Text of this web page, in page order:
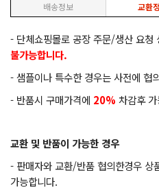
배송정보
교환
- 단체쇼핑몰로 공장 주문/생산 요청
불가능합니다.
- 샘플이나 특수한 경우는 사전에 협
- 반품시 구매가격에 20% 차감후
교환 및 반품이 가능한 경우
- 판매자와 교환/반품 협의한경우 상
가능합니다.